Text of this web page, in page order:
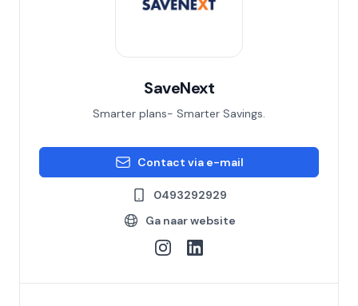
SaveNext
Smarter plans- Smarter Savings.
Contact via e-mail
0493292929
Ga naar website